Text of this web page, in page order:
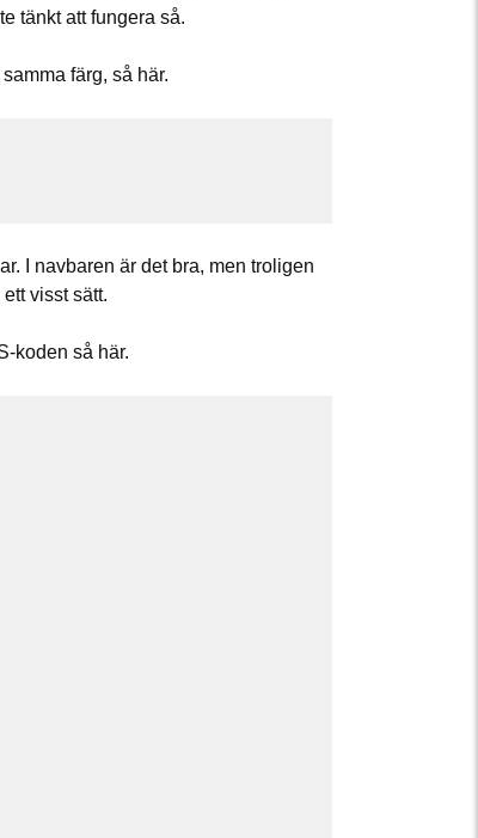
tänkt att fungera så.
färg, så här.
I navbaren är det bra, men troligen
visst sätt.
koden så här.